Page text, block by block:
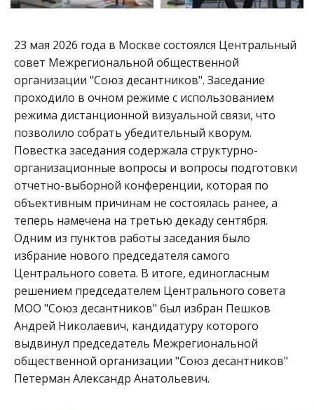
23 мая 2026 года в Москве состоялся Центральный
совет Межрегиональной общественной
организации "Союз десантников". Заседание
проходило в очном режиме с использованием
режима дистанционной визуальной связи, что
позволило собрать убедительный кворум.
Повестка заседания содержала структурно-
организационные вопросы и вопросы подготовки
отчетно-выборной конференции, которая по
объективным причинам не состоялась ранее, а
теперь намечена на третью декаду сентября.
Одним из пунктов работы заседания было
избрание нового председателя самого
Центрального совета. В итоге, единогласным
решением председателем Центрального совета
МОО "Союз десантников" был избран Пешков
Андрей Николаевич, кандидатуру которого
выдвинул председатель Межрегиональной
общественной организации "Союз десантников"
Петерман Александр Анатольевич.